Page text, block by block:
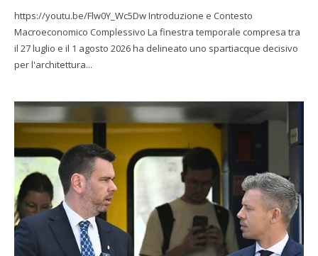
https://youtu.be/Flw0Y_Wc5Dw Introduzione e Contesto
Macroeconomico Complessivo La finestra temporale compresa tra
il 27 luglio e il 1 agosto 2026 ha delineato uno spartiacque decisivo
per l'architettura...